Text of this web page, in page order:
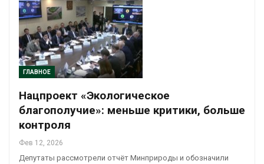
ГЛАВНОЕ
Нацпроект «Экологическое
благополучие»: меньше критики, больше
контроля
Фев 12, 2026
Депутаты рассмотрели отчёт Минприроды и обозначили